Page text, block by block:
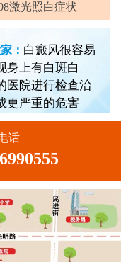
激光照白症状
： 白癜风很容易
身上有白斑白
医院进行检查治
更严重的危害
话